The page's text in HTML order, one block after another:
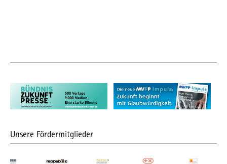
Unsere Fördermitglieder